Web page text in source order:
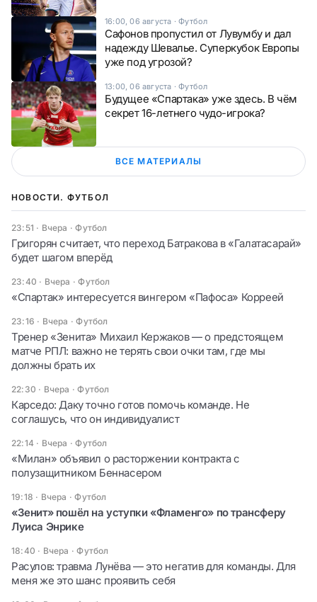
16:00, 06 августа ·Футбол
Сафонов пропустил от Лувумбу и дал
надежду Шевалье. Суперкубок Европы
уже под угрозой?
13:00, 06 августа ·Футбол
Будущее «Спартака» уже здесь. В чём
секрет 16-летнего чудо-игрока?
ВСЕ МАТЕРИАЛЫ
НОВОСТИ. ФУТБОЛ
23:51 · Вчера ·Футбол
Григорян считает, что переход Батракова в «Галатасарай»
будет шагом вперёд
23:40 · Вчера ·Футбол
«Спартак» интересуется вингером «Пафоса» Корреей
23:16 · Вчера ·Футбол
Тренер «Зенита» Михаил Кержаков — о предстоящем
матче РПЛ: важно не терять свои очки там, где мы
должны брать их
22:30 · Вчера ·Футбол
Карседо: Даку точно готов помочь команде. Не
соглашусь, что он индивидуалист
22:14 · Вчера ·Футбол
«Милан» объявил о расторжении контракта с
полузащитником Беннасером
19:18 · Вчера ·Футбол
«Зенит» пошёл на уступки «Фламенго» по трансферу
Луиса Энрике
18:40 · Вчера ·Футбол
Расулов: травма Лунёва — это негатив для команды. Для
меня же это шанс проявить себя